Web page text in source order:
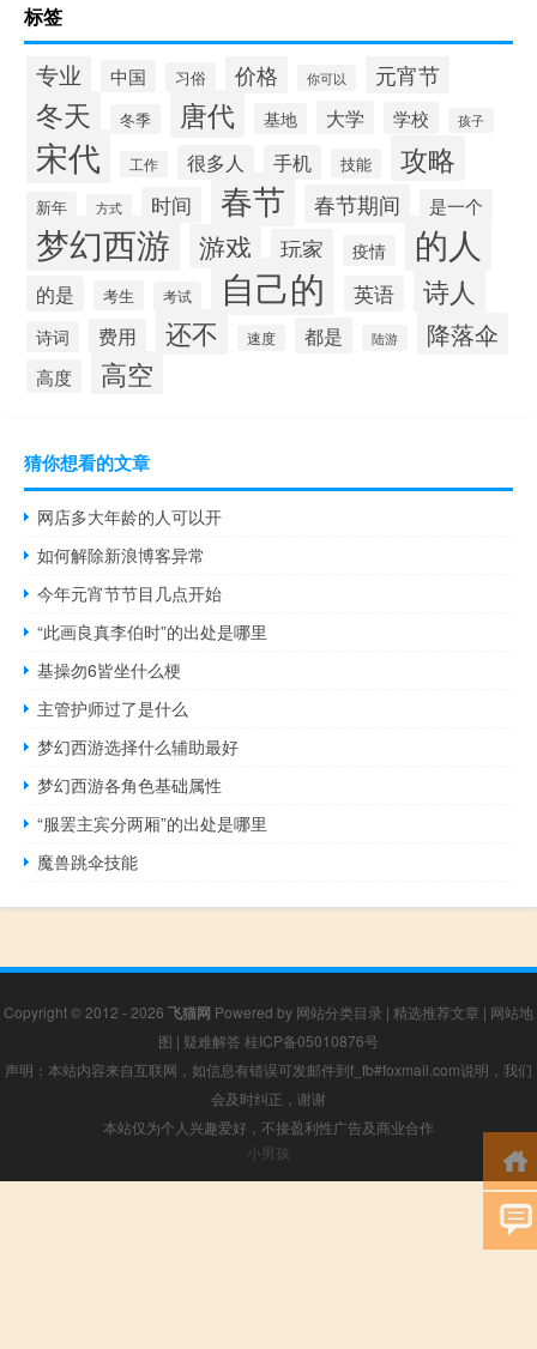
标签
专业 中国 习俗 价格 你可以 元宵节
冬天 冬季 唐代 基地 大学 学校 孩子
宋代 工作 很多人 手机 技能 攻略
新年 方式 时间 春节 春节期间 是一个
梦幻西游 游戏 玩家 疫情 的人
的是 考生 考试 自己的 英语 诗人
诗词 费用 还不 速度 都是 陆游 降落伞
高度 高空
猜你想看的文章
网店多大年龄的人可以开
如何解除新浪博客异常
今年元宵节节目几点开始
“此画良真李伯时”的出处是哪里
基操勿6皆坐什么梗
主管护师过了是什么
梦幻西游选择什么辅助最好
梦幻西游各角色基础属性
“服罢主宾分两厢”的出处是哪里
魔兽跳伞技能
Copyright © 2012 - 2026 飞猫网 Powered by 网站分类目录 | 精选推荐文章 | 网站地
图 | 疑难解答 桂ICP备05010876号
声明：本站内容来自互联网，如信息有错误可发邮件到f_fb#foxmail.com说明，我们
会及时纠正，谢谢
本站仅为个人兴趣爱好，不接盈利性广告及商业合作
小男孩